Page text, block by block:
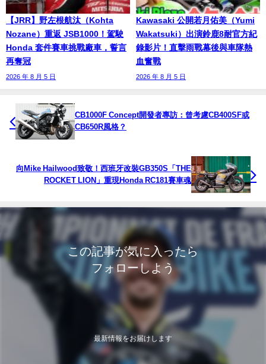
【JRR】野左根航汰（Kohta
Nozane）重返 JSB1000！駕駛
Honda 套件賽車挑戰廠車，誓言
再奪冠
2026 年 8 月 5 日
Kawasaki 公開若月佑美（Yumi
Wakatsuki）出演鈴鹿8耐官方紀
錄影片！直擊雨戰幕後與車隊熱
血奮戰
2026 年 8 月 5 日
CB1000F Concept開發者專訪：曾考慮CB400SF或
CB650R風格？
向Mike Hailwood致敬！西班牙改裝GB350S「THE
ROCKET LION」重現Honda RC181賽車魂
この記事が気に入ったら
フォローしよう
最新情報をお届けします